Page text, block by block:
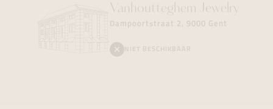
Vanhoutteghem Jewelry
Dampoortstraat 2, 9000 Gent
NIET BESCHIKBAAR